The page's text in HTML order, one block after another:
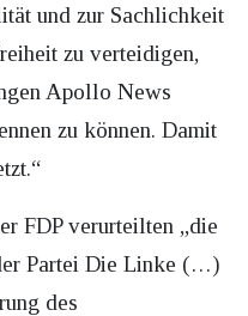
und zur Sachlichkeit
zu verteidigen,
Apollo News
zu können. Damit
FDP verurteilten „die
Partei Die Linke (…)
des